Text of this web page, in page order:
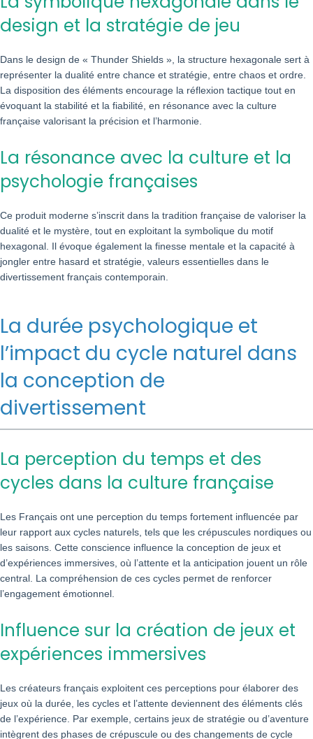
design et la stratégie de jeu
Dans le design de « Thunder Shields », la structure hexagonale sert à
représenter la dualité entre chance et stratégie, entre chaos et ordre.
La disposition des éléments encourage la réflexion tactique tout en
évoquant la stabilité et la fiabilité, en résonance avec la culture
française valorisant la précision et l’harmonie.
La résonance avec la culture et la
psychologie françaises
Ce produit moderne s’inscrit dans la tradition française de valoriser la
dualité et le mystère, tout en exploitant la symbolique du motif
hexagonal. Il évoque également la finesse mentale et la capacité à
jongler entre hasard et stratégie, valeurs essentielles dans le
divertissement français contemporain.
La durée psychologique et
l’impact du cycle naturel dans
la conception de
divertissement
La perception du temps et des
cycles dans la culture française
Les Français ont une perception du temps fortement influencée par
leur rapport aux cycles naturels, tels que les crépuscules nordiques ou
les saisons. Cette conscience influence la conception de jeux et
d’expériences immersives, où l’attente et la anticipation jouent un rôle
central. La compréhension de ces cycles permet de renforcer
l’engagement émotionnel.
Influence sur la création de jeux et
expériences immersives
Les créateurs français exploitent ces perceptions pour élaborer des
jeux où la durée, les cycles et l’attente deviennent des éléments clés
de l’expérience. Par exemple, certains jeux de stratégie ou d’aventure
intègrent des phases de crépuscule ou des changements de cycle